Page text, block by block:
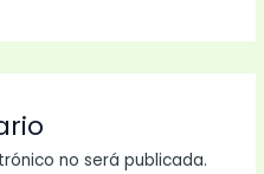
no será publicada.